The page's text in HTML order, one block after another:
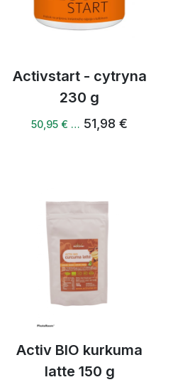
Activstart - cytryna
230 g
50,95 € … 51,98 €
Activ BIO kurkuma
latte 150 g